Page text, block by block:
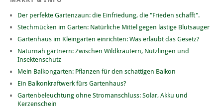
Der perfekte Gartenzaun: die Einfriedung, die "Frieden schafft".
Stechmücken im Garten: Natürliche Mittel gegen lästige Blutsauger
Gartenhaus im Kleingarten einrichten: Was erlaubt das Gesetz?
Naturnah gärtnern: Zwischen Wildkräutern, Nützlingen und
Insektenschutz
Mein Balkongarten: Pflanzen für den schattigen Balkon
Ein Balkonkraftwerk fürs Gartenhaus?
Gartenbeleuchtung ohne Stromanschluss: Solar, Akku und
Kerzenschein